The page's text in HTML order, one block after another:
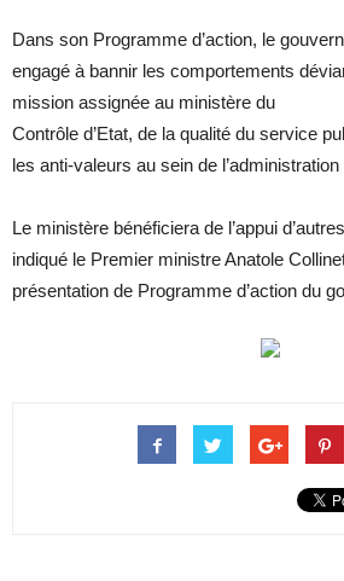
Dans son Programme d’action, le
engagé à bannir les comportements
mission assignée au ministère du
Contrôle d’Etat, de la qualité du service
les anti-valeurs au sein de l’administration
Le ministère bénéficiera de l’appui
indiqué le Premier ministre Anatole
présentation de Programme d’action du